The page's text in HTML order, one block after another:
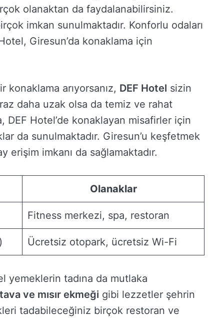
olanaktan da faydalanabilirsiniz.
imkan sunulmaktadır. Konforlu odaları
Giresun’da konaklama için
konaklama arıyorsanız, DEF Hotel sizin
daha uzak olsa da temiz ve rahat
DEF Hotel’de konaklayan misafirler için
da sunulmaktadır. Giresun’u keşfetmek
imkanı da sağlamaktadır.
Olanaklar
Fitness merkezi, spa, restoran
Ücretsiz otopark, ücretsiz Wi-Fi
yemeklerin tadına da mutlaka
ve mısır ekmeği gibi lezzetler şehrin
tadabileceğiniz birçok restoran ve